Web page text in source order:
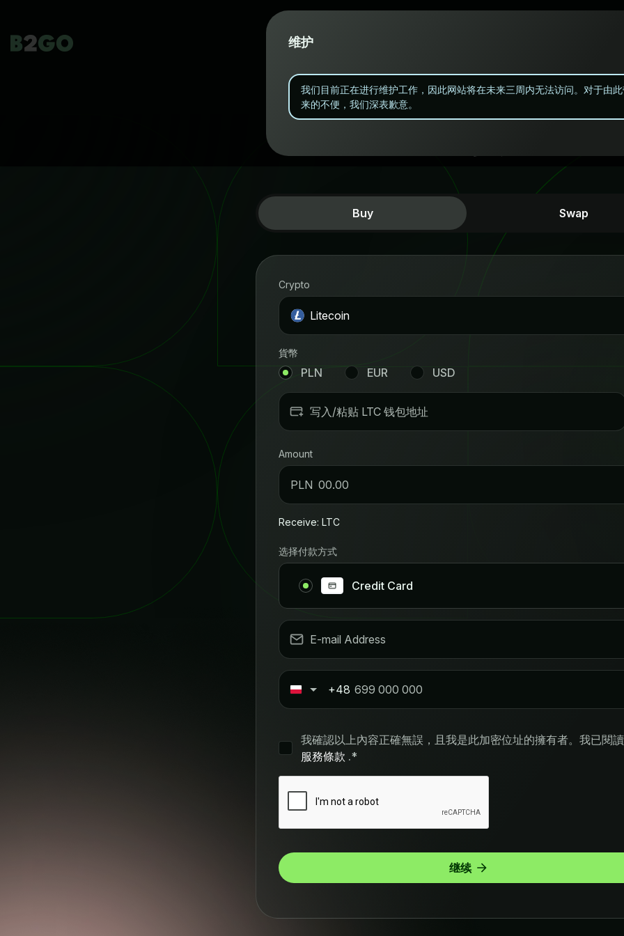
即时加密货币购买
Buy Swap
Crypto
Litecoin
貨幣
PLN EUR USD
Amount
PLN
Receive: LTC
选择付款方式
Credit Card
Poland+48
我確認以上內容正確無誤，且我是此加密位址的擁有者。我已閱
服務條款 .*
继续
维护
我们目前正在进行维护工作，因此网站将在未来三周内无法访问。对于由
来的不便，我们深表歉意。